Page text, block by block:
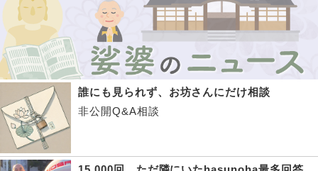
誰にも見られず、お坊さんにだけ相談
非公開Q&A相談